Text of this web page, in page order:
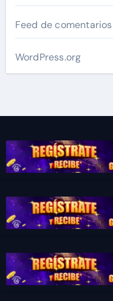
Feed de comentarios
WordPress.org